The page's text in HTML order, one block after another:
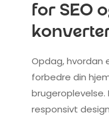
for SEO
Opdag, hvordan
forbedre din
brugeroplevelse.
responsivt